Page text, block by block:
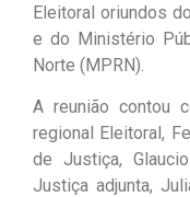
Eleitoral oriundos
e do Ministério
Norte (MPRN).
A reunião contou
regional Eleitoral,
de Justiça,
Justiça adjunta,